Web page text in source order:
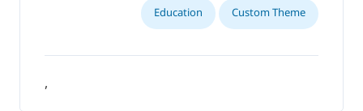
Custom Theme
Education
,